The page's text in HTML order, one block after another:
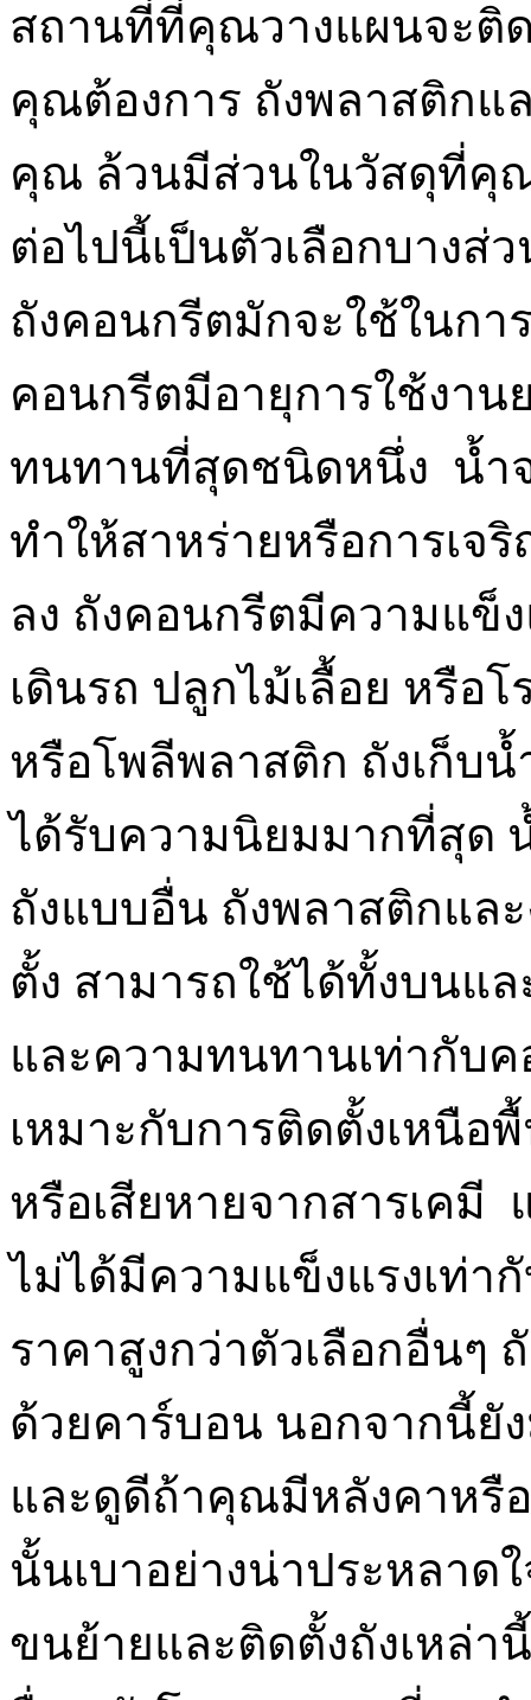
สถานที่ที่คุณวางแผนจะติ
คุณต้องการ ถังพลาสติกแ
คุณ ล้วนมีส่วนในวัสดุที่คุ
ต่อไปนี้เป็นตัวเลือกบางส่
ถังคอนกรีตมักจะใช้ในก
คอนกรีตมีอายุการใช้งา
ทนทานที่สุดชนิดหนึ่ง น้ำ
ทำให้สาหร่ายหรือการเจ
ลง ถังคอนกรีตมีความแข็
เดินรถ ปลูกไม้เลื้อย หรือโ
หรือโพลีพลาสติก ถังเก็บ
ได้รับความนิยมมากที่สุด
ถังแบบอื่น ถังพลาสติกแล
ตั้ง สามารถใช้ได้ทั้งบนแ
และความทนทานเท่ากับ
เหมาะกับการติดตั้งเหนือ
หรือเสียหายจากสารเค
ไม่ได้มีความแข็งแรงเท่า
ราคาสูงกว่าตัวเลือกอื่นๆ
ด้วยคาร์บอน นอกจากนี้ยั
และดูดีถ้าคุณมีหลังคาหรื
นั้นเบาอย่างน่าประหลาด
ขนย้ายและติดตั้งถังเหล่า